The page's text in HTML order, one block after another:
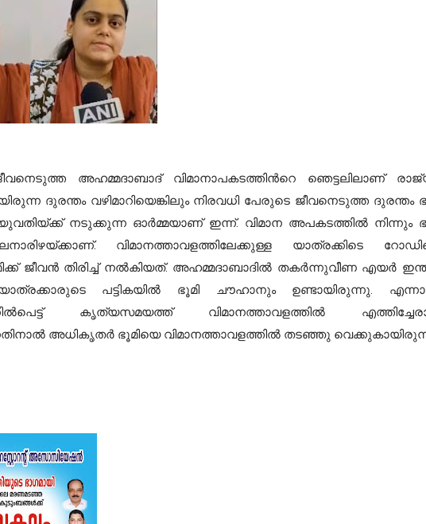
അഹമ്മദാബാദ് വിമാനാപകടത്തിന്‍റെ ഞെട്ടലിലാണ്
ദുരന്തം വഴിമാറിയെങ്കിലും നിരവധി പേരുടെ ജീവനെടുത്ത ദുരന്തം
നടുക്കുന്ന ഓർമ്മയാണ് ഇന്ന്. വിമാന അപകടത്തിൽ നിന്നും
വിമാനത്താവളത്തിലേക്കുള്ള യാത്രക്കിടെ
ജീവൻ തിരിച്ച് നൽകിയത്. അഹമ്മദാബാദിൽ തകർന്നുവീണ എയർ
യാത്രക്കാരുടെ പട്ടികയിൽ ഭൂമി ചൗഹാനും ഉണ്ടായിരുന്നു.
കൃത്യസമയത്ത് വിമാനത്താവളത്തിൽ
അധികൃതർ ഭൂമിയെ വിമാനത്താവളത്തിൽ തടഞ്ഞു